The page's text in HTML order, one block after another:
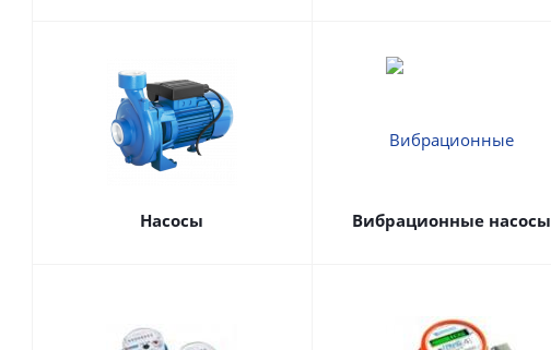
Насосы Вибрационные насосы